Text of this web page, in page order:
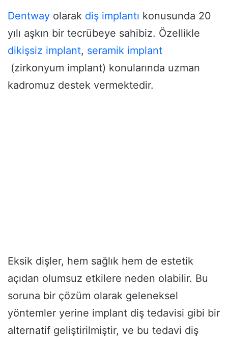
Dentway olarak diş implantı konusunda 20
yılı aşkın bir tecrübeye sahibiz. Özellikle
dikişsiz implant, seramik implant
(zirkonyum implant) konularında uzman
kadromuz destek vermektedir.
Eksik dişler, hem sağlık hem de estetik
açıdan olumsuz etkilere neden olabilir. Bu
soruna bir çözüm olarak geleneksel
yöntemler yerine implant diş tedavisi gibi bir
alternatif geliştirilmiştir, ve bu tedavi diş